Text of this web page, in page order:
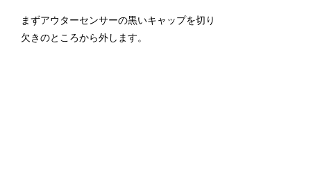
まずアウターセンサーの黒いキャップを切り
欠きのところから外します。